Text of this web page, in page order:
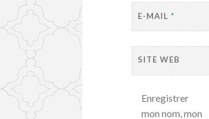
E-MAIL*
SITE WEB
Enregistrer
mon nom, mon